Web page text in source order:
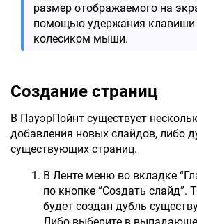
размер отображаемого на
помощью удержания клавиши
колесиком мыши.
Создание страниц
В ПауэрПойнт существует
добавления новых слайдов, либо
существующих страниц.
В Ленте меню во вкладке
по кнопке “Создать слайд”.
будет создан дубль
Либо выберите в